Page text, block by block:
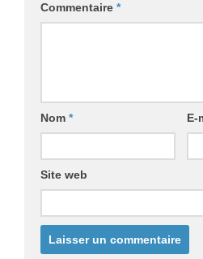
Commentaire *
Nom * E-
Site web